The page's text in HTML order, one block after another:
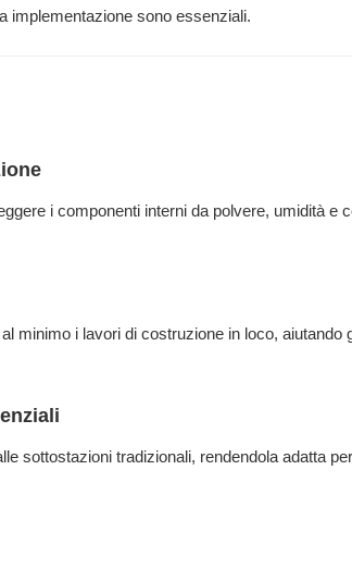
implementazione sono essenziali.
i componenti interni da polvere, umidità e
minimo i lavori di costruzione in loco, aiutando
sottostazioni tradizionali, rendendola adatta